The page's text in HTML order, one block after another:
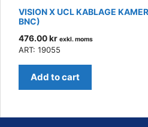
VISION X UCL KABLAGE
BNC)
476.00kr exkl. moms
ART: 19055
Add to cart